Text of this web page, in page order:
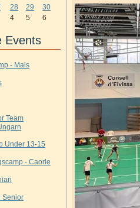
28 29
30
4 5 6
Events
- Mals
Team
Under 13-15
- Caorle
Senior